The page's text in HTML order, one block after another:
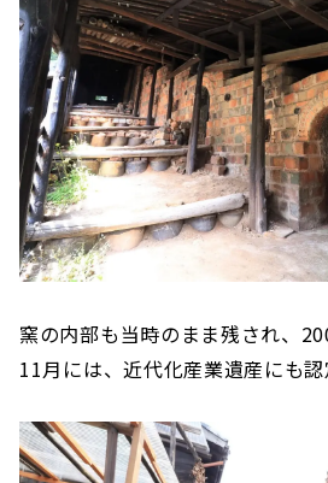
窯の内部も当時のまま残され、
11月には、近代化産業遺産にも認